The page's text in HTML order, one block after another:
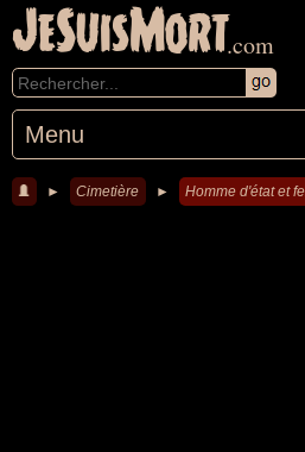
JeSuisMort.com
Menu
► Cimetière ► Homme d'état et